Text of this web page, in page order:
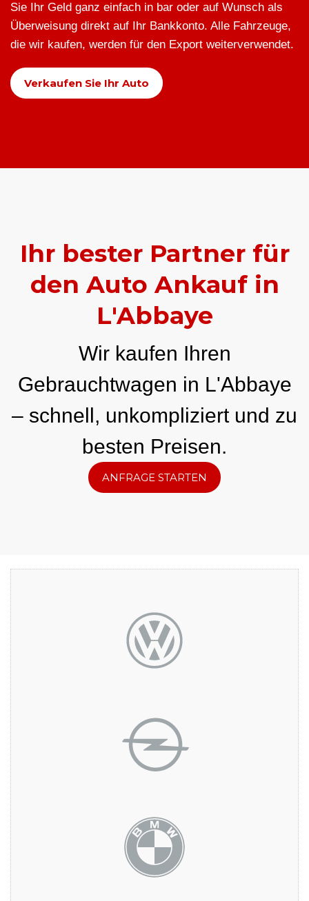
Sie Ihr Geld ganz einfach in bar oder auf Wunsch als
Überweisung direkt auf Ihr Bankkonto. Alle Fahrzeuge,
die wir kaufen, werden für den Export weiterverwendet.
Verkaufen Sie Ihr Auto
Ihr bester Partner für
den Auto Ankauf in
L'Abbaye
Wir kaufen Ihren
Gebrauchtwagen in L'Abbaye
– schnell, unkompliziert und zu
besten Preisen.
ANFRAGE STARTEN